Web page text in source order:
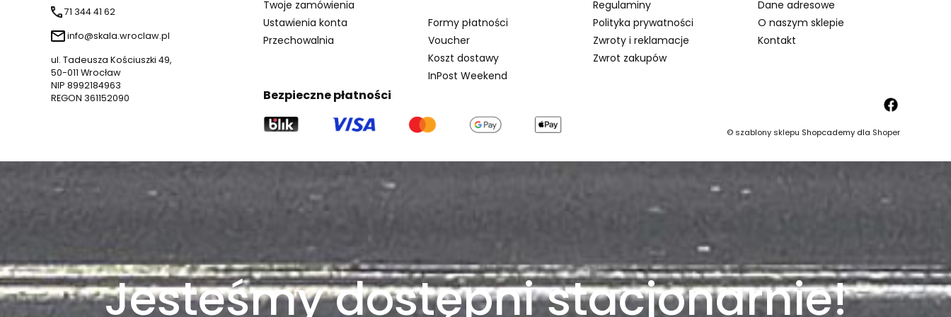
71 344 41 62
info@skala.wroclaw.pl
ul. Tadeusza Kościuszki 49,
50-011 Wrocław
NIP 8992184963
REGON 361152090
Twoje zamówienia
Ustawienia konta
Przechowalnia
Formy płatności
Voucher
Koszt dostawy
InPost Weekend
Regulaminy
Polityka prywatności
Zwroty i reklamacje
Zwrot zakupów
Dane adresowe
O naszym sklepie
Kontakt
Bezpieczne płatności
©szablony sklepu Shopcademy dla Shoper
Jesteśmy dostępni stacjonarnie!